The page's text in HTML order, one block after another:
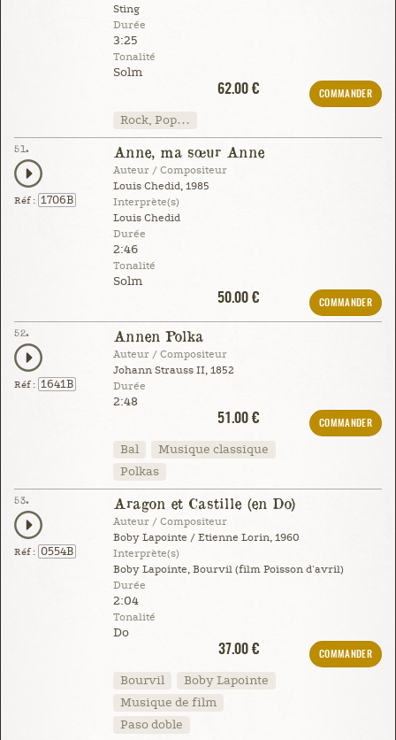
Sting
Durée
3:25
Tonalité
Solm
62.00 €
COMMANDER
Rock, Pop…
51.
Réf : 1706B
Anne, ma sœur Anne
Auteur / Compositeur
Louis Chedid, 1985
Interprète(s)
Louis Chedid
Durée
2:46
Tonalité
Solm
50.00 €
COMMANDER
52.
Réf : 1641B
Annen Polka
Auteur / Compositeur
Johann Strauss II, 1852
Durée
2:48
51.00 €
COMMANDER
Bal
Musique classique
Polkas
53.
Réf : 0554B
Aragon et Castille (en Do)
Auteur / Compositeur
Boby Lapointe / Etienne Lorin, 1960
Interprète(s)
Boby Lapointe, Bourvil (film Poisson d'avril)
Durée
2:04
Tonalité
Do
37.00 €
COMMANDER
Bourvil
Boby Lapointe
Musique de film
Paso doble